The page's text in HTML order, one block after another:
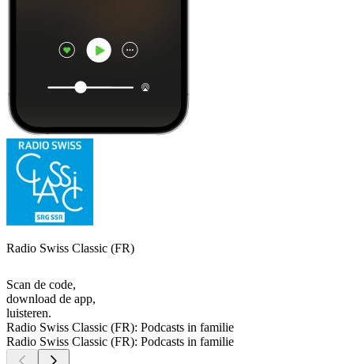
Radio Swiss Classic (FR)
Scan de code,
download de app,
luisteren.
Radio Swiss Classic (FR): Podcasts in familie
Radio Swiss Classic (FR): Podcasts in familie